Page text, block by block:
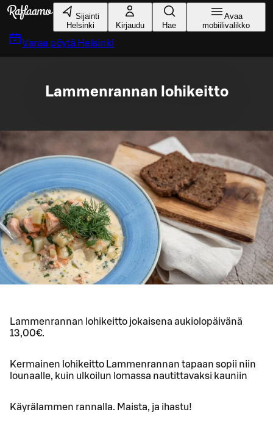
Siirry pääsisältöön
Sijainti
Helsinki
Kirjaudu Hae
Avaa
mobiilivalikko
Varaa pöytä Helsinki
Lammenrannan lohikeitto
Lammenrannan lohikeitto jokaisena aukiolopäivänä
13,00€.
Kermainen lohikeitto Lammenrannan tapaan sopii niin
lounaalle, kuin ulkoilun lomassa nautittavaksi kauniin
Käyrälammen rannalla. Maista, ja ihastu!